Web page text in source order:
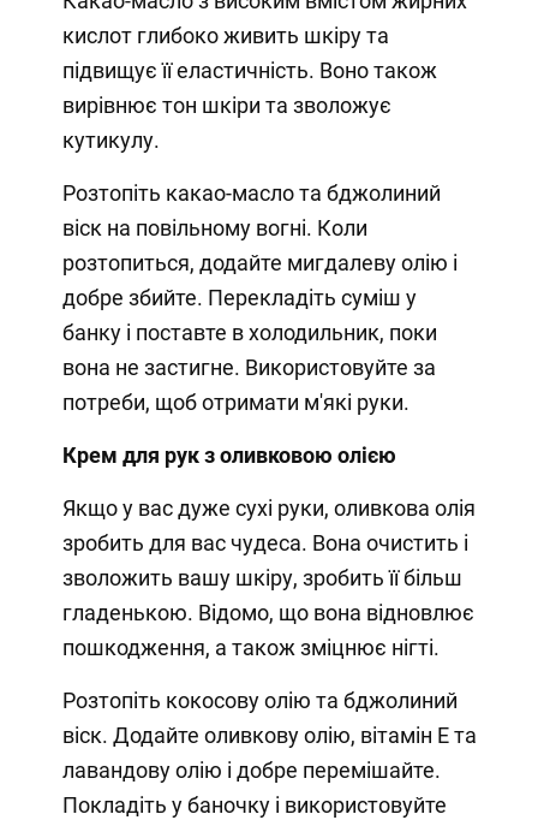
кислот глибоко живить шкіру та
підвищує її еластичність. Воно також
вирівнює тон шкіри та зволожує
кутикулу.
Розтопіть какао-масло та бджолиний
віск на повільному вогні. Коли
розтопиться, додайте мигдалеву олію і
добре збийте. Перекладіть суміш у
банку і поставте в холодильник, поки
вона не застигне. Використовуйте за
потреби, щоб отримати м'які руки.
Крем для рук з оливковою олією
Якщо у вас дуже сухі руки, оливкова олія
зробить для вас чудеса. Вона очистить і
зволожить вашу шкіру, зробить її більш
гладенькою. Відомо, що вона відновлює
пошкодження, а також зміцнює нігті.
Розтопіть кокосову олію та бджолиний
віск. Додайте оливкову олію, вітамін Е та
лавандову олію і добре перемішайте.
Покладіть у баночку і використовуйте